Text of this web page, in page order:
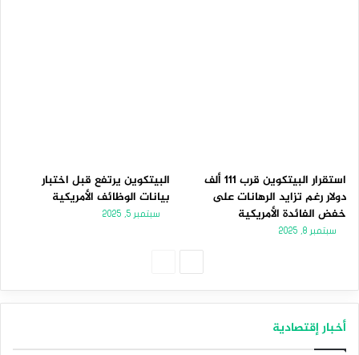
استقرار البيتكوين قرب 111 ألف
دولار رغم تزايد الرهانات على
خفض الفائدة الأمريكية
سبتمبر 8, 2025
البيتكوين يرتفع قبل اختبار
بيانات الوظائف الأمريكية
سبتمبر 5, 2025
أخبار إقتصادية